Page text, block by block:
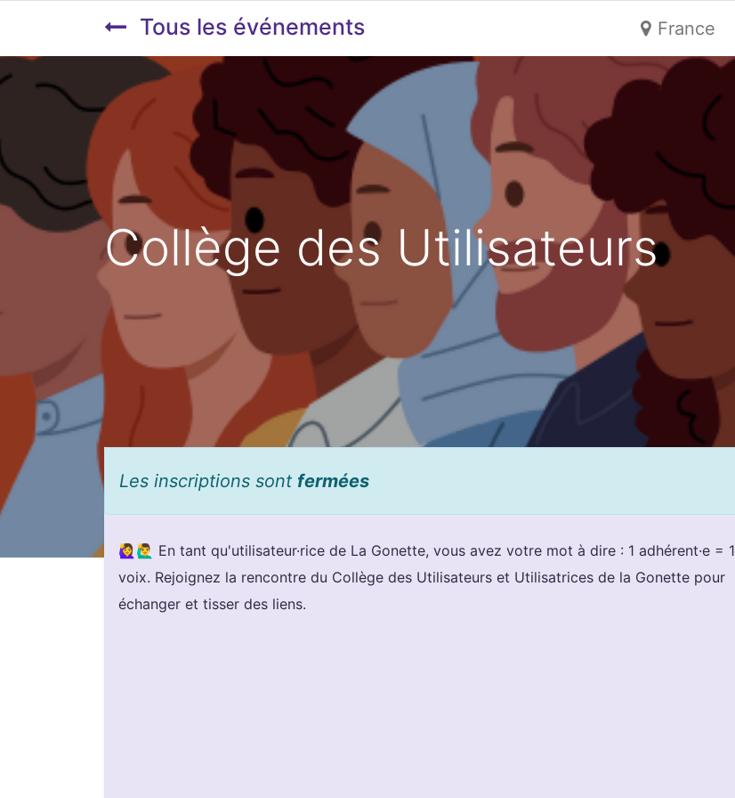
Tous les événements France
Collège des Utilisateurs
Les inscriptions sont fermées
🙋‍♀️🙋‍♂️ En tant qu'utilisateur·rice de La Gonette, vous avez votre mot à dire : 1 adhérent·e = 1
voix. Rejoignez la rencontre du Collège des Utilisateurs et Utilisatrices de la Gonette pour
échanger et tisser des liens.